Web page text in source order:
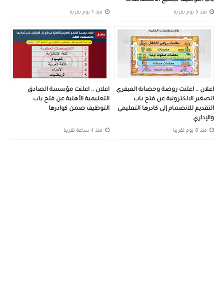
منذ 5 يوم تقريبا منذ 7 يوم تقريبا
اعلان .. اعلنت روضة وحضانة العبقري
الصغير الالكترونية عن فتح باب
التقديم للانضمام إلى كادرها التعليمي
والإداري
منذ 8 يوم تقريبا
اعلان .. اعلنت مؤسسة الصادق
التعليمية الأهلية عن فتح باب
التوظيف ضمن كوادرها
منذ 4 ساعة تقريبا